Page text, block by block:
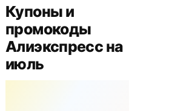
Купоны и
промокоды
Алиэкспресс на
июль